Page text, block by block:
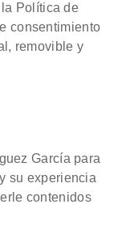
Política de
consentimiento
removible y
García para
su experiencia
contenidos